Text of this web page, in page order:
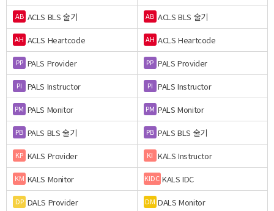
AB ACLS BLS 술기 AB ACLS BLS 술기
AH ACLS Heartcode AH ACLS Heartcode
PP PALS Provider PP PALS Provider
PI PALS Instructor PI PALS Instructor
PM PALS Monitor PM PALS Monitor
PB PALS BLS 술기 PB PALS BLS 술기
KP KALS Provider KI KALS Instructor
KM KALS Monitor KIDC KALS IDC
DP DALS Provider DM DALS Monitor